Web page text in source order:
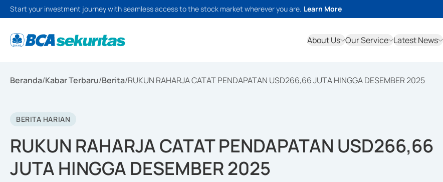
Start your investment journey with seamless access to the stock market wherever you are. Learn More
About Us Our Service Latest News
Beranda/Kabar Terbaru/Berita/RUKUN RAHARJA CATAT PENDAPATAN USD266,66 JUTA HINGGA DESEMBER 2025
BERITA HARIAN
RUKUN RAHARJA CATAT PENDAPATAN USD266,66
JUTA HINGGA DESEMBER 2025